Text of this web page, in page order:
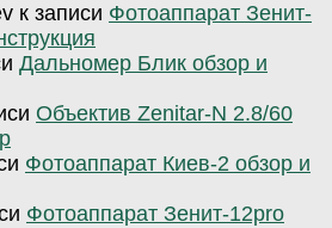
к записи Фотоаппарат Зенит-
Дальномер Блик обзор и
Объектив Zenitar-N 2.8/60
Фотоаппарат Киев-2 обзор и
Фотоаппарат Зенит-12pro